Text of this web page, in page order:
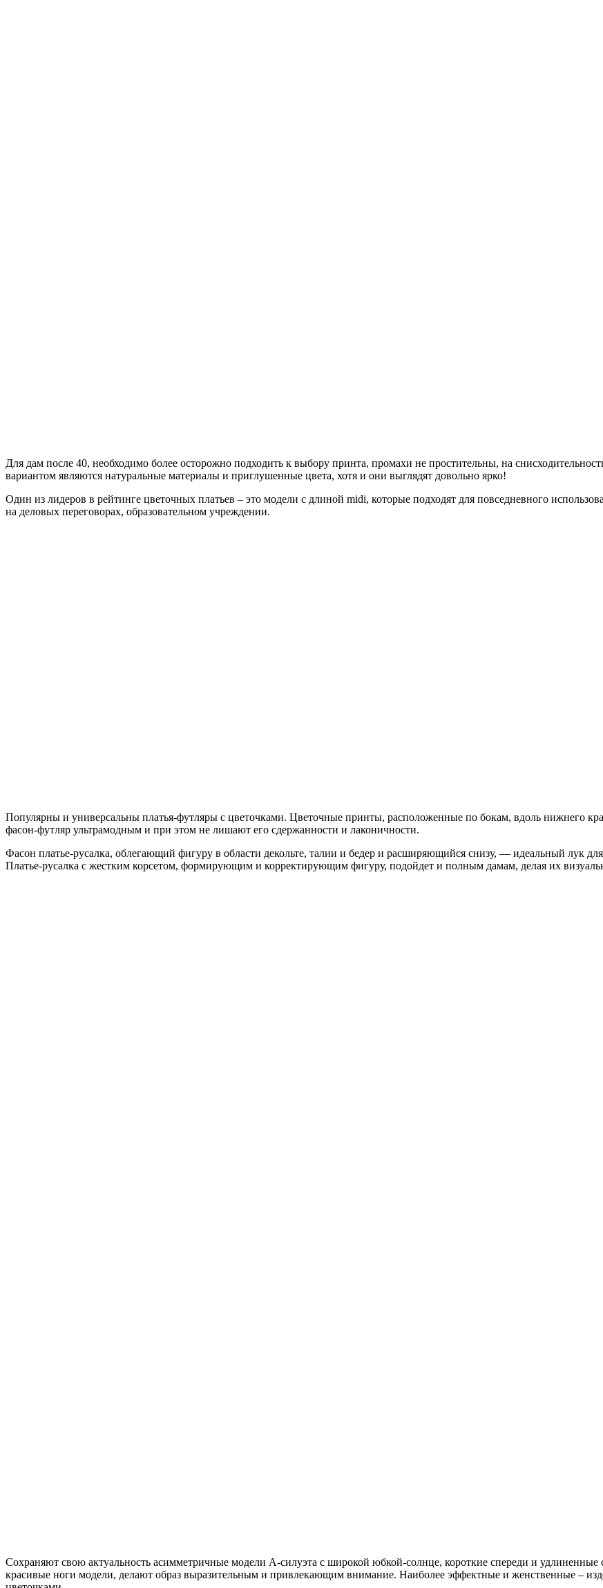
Для дам после 40, необходимо более осторожно подходить к выбору принта, промахи не простительны, на
вариантом являются натуральные материалы и приглушенные цвета, хотя и они выглядят довольно ярко!
Один из лидеров в рейтинге цветочных платьев – это модели с длиной midi, которые подходят для повседневного
на деловых переговорах, образовательном учреждении.
Популярны и универсальны платья-футляры с цветочками. Цветочные принты, расположенные по бокам, вдоль нижнего
фасон-футляр ультрамодным и при этом не лишают его сдержанности и лаконичности.
Фасон платье-русалка, облегающий фигуру в области декольте, талии и бедер и расширяющийся снизу, — идеальный лук
Платье-русалка с жестким корсетом, формирующим и корректирующим фигуру, подойдет и полным дамам, делая их
Сохраняют свою актуальность асимметричные модели А-силуэта с широкой юбкой-солнце, короткие спереди и
красивые ноги модели, делают образ выразительным и привлекающим внимание. Наиболее эффектные и женственные –